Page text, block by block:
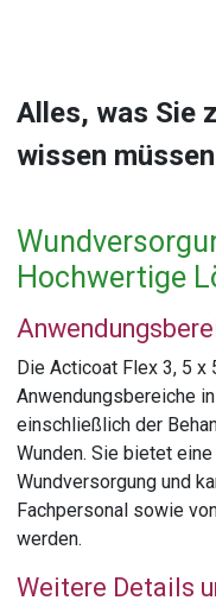
Alles, was Sie
wissen müssen
Hochwertige
Die Acticoat Flex 3, 5
Anwendungsbereiche
einschließlich der
Wunden. Sie bietet
Wundversorgung und
Fachpersonal sowie
werden.
Weitere Details